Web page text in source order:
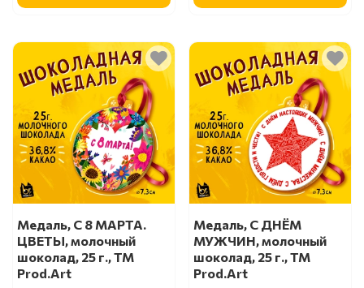
Медаль, С 8 МАРТА.
ЦВЕТЫ, молочный
шоколад, 25 г., TM
Prod.Art
Медаль, С ДНЁМ
МУЖЧИН, молочный
шоколад, 25 г., TM
Prod.Art